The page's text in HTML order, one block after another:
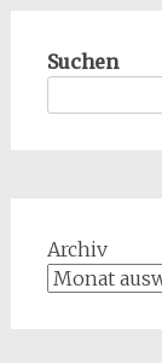
Suchen
Archiv